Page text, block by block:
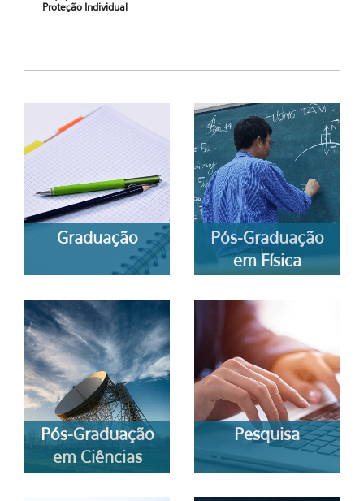
Proteção Individual
Graduação
Pós-Graduação
em Física
Pós-Graduação
em Ciências
Pesquisa